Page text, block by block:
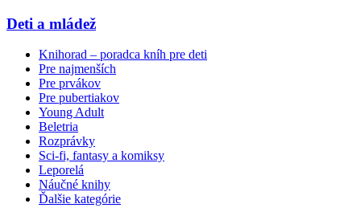
Deti a mládež
Knihorad – poradca kníh pre deti
Pre najmenších
Pre prvákov
Pre pubertiakov
Young Adult
Beletria
Rozprávky
Sci-fi, fantasy a komiksy
Leporelá
Náučné knihy
Ďalšie kategórie